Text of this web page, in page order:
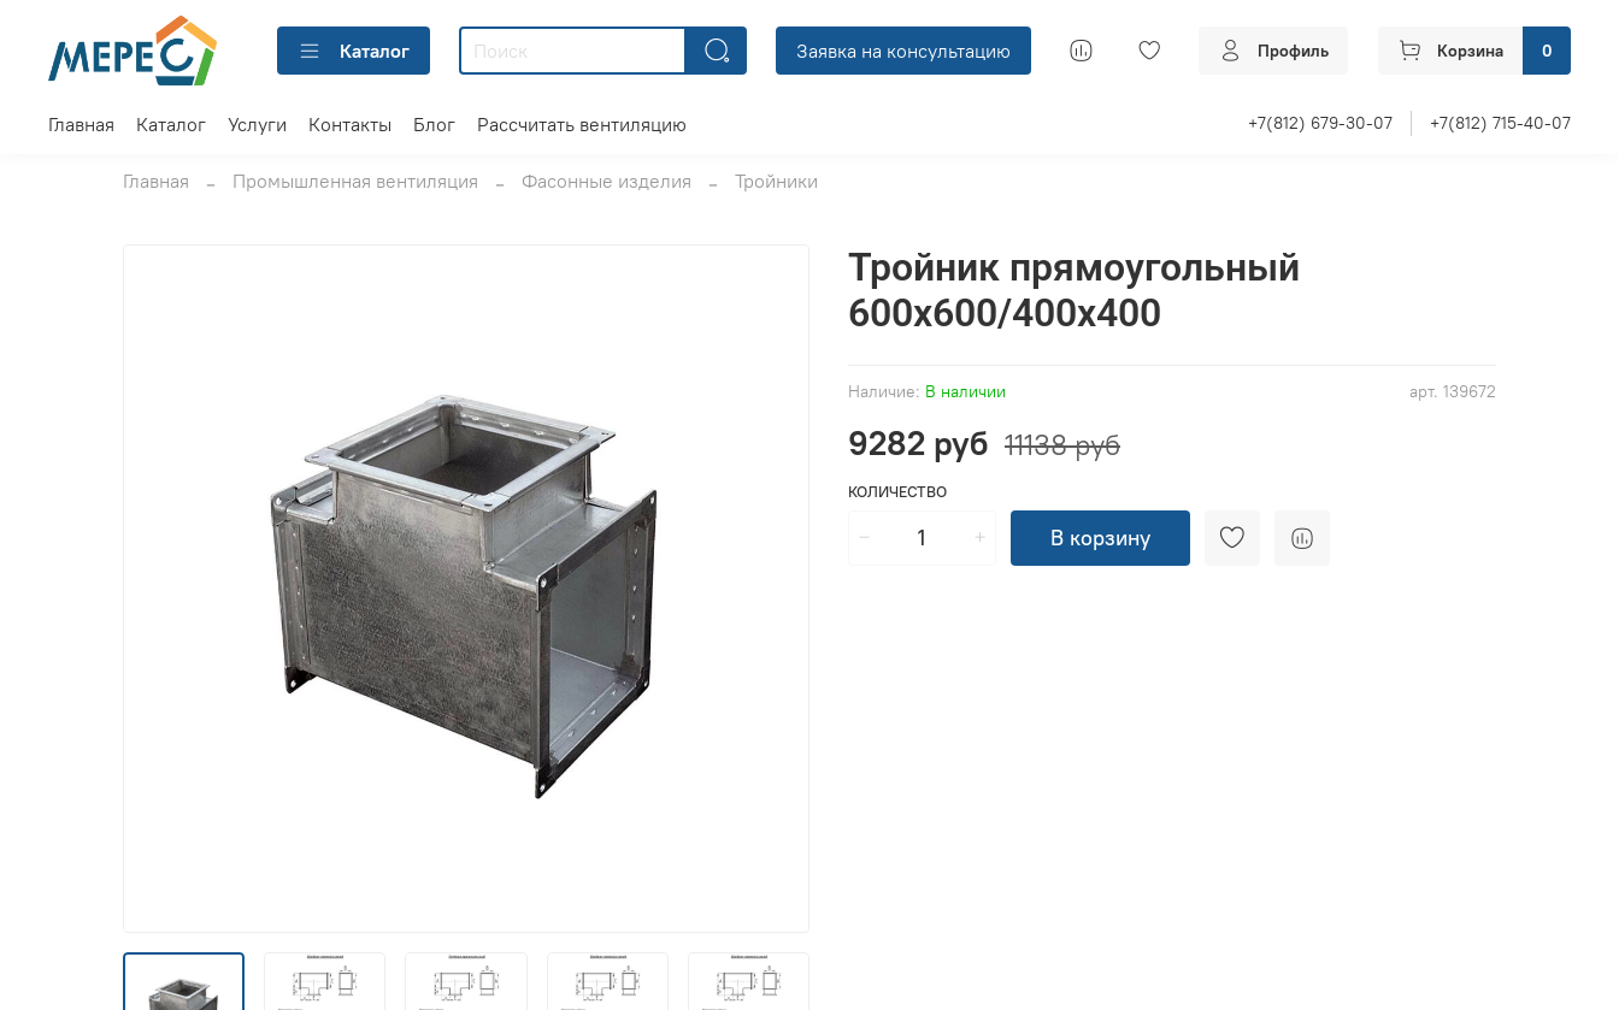
Каталог Заявка на консультацию Профиль Корзина 0
Главная Каталог Услуги Контакты Блог Рассчитать вентиляцию +7(812) 679-30-07 +7(812) 715-40-07
Главная Промышленная вентиляция Фасонные изделия Тройники
арт. 139672
Наличие: В наличии
Тройник прямоугольный
600x600/400x400
9282 руб 11138 руб
КОЛИЧЕСТВО
В корзину